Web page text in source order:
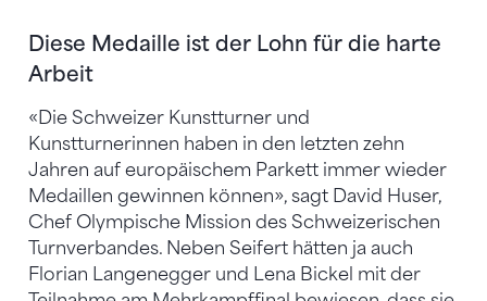
Diese Medaille ist der Lohn für die harte
Arbeit
«Die Schweizer Kunstturner und
Kunstturnerinnen haben in den letzten zehn
Jahren auf europäischem Parkett immer wieder
Medaillen gewinnen können», sagt David Huser,
Chef Olympische Mission des Schweizerischen
Turnverbandes. Neben Seifert hätten ja auch
Florian Langenegger und Lena Bickel mit der